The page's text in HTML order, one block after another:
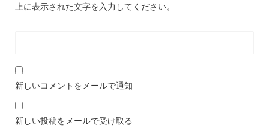
上に表示された文字を入力してください。
新しいコメントをメールで通知
新しい投稿をメールで受け取る